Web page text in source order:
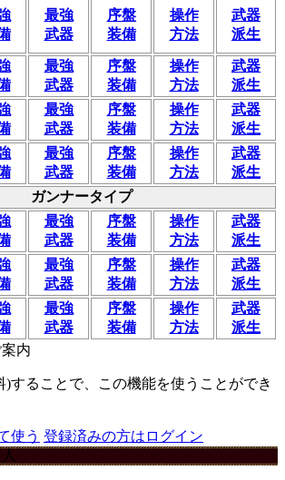
最強
武器
序盤
装備
操作
方法
武器
派生
最強
武器
序盤
装備
操作
方法
武器
派生
最強
武器
序盤
装備
操作
方法
武器
派生
最強
武器
序盤
装備
操作
方法
武器
派生
ガンナータイプ
最強
武器
序盤
装備
操作
方法
武器
派生
最強
武器
序盤
装備
操作
方法
武器
派生
最強
武器
序盤
装備
操作
方法
武器
派生
内
)することで、この機能を使うことができ
使う 登録済みの方はログイン